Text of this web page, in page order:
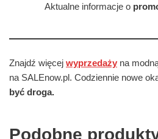
Aktualne informacje o
Znajdź więcej wyprzedaży na
na SALEnow.pl. Codziennie nowe
być droga.
Podobne